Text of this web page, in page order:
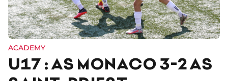
ACADEMY
U17 : AS MONACO 3-2 AS